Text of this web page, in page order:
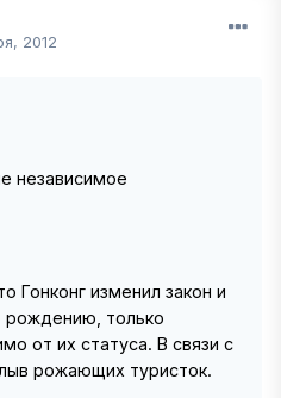
2012
независимое
Гонконг изменил закон и
рождению, только
от их статуса. В связи с
рожающих туристок.